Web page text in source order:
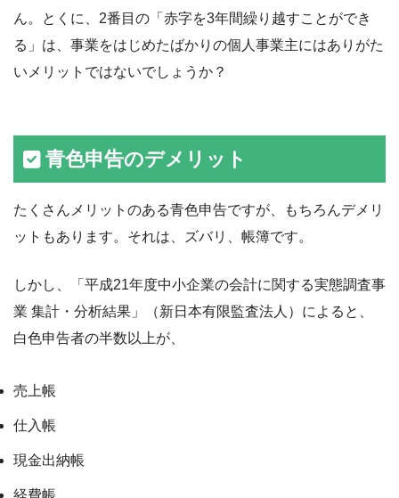
ん。とくに、2番目の「赤字を3年間繰り越すことができ
る」は、事業をはじめたばかりの個人事業主にはありがた
いメリットではないでしょうか？
青色申告のデメリット
たくさんメリットのある青色申告ですが、もちろんデメリ
ットもあります。それは、ズバリ、帳簿です。
しかし、「平成21年度中小企業の会計に関する実態調査事
業 集計・分析結果」（新日本有限監査法人）によると、
白色申告者の半数以上が、
売上帳
仕入帳
現金出納帳
経費帳